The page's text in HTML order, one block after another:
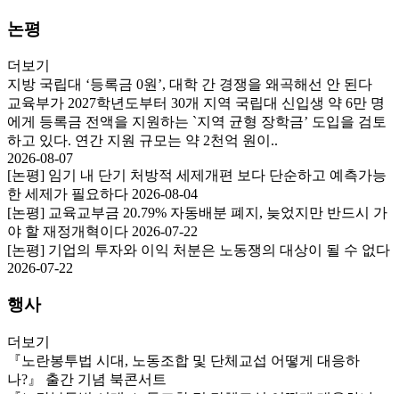
논평
더보기
지방 국립대 ‘등록금 0원’, 대학 간 경쟁을 왜곡해선 안 된다
교육부가 2027학년도부터 30개 지역 국립대 신입생 약 6만 명
에게 등록금 전액을 지원하는 `지역 균형 장학금’ 도입을 검토
하고 있다. 연간 지원 규모는 약 2천억 원이..
2026-08-07
[논평] 임기 내 단기 처방적 세제개편 보다 단순하고 예측가능
한 세제가 필요하다 2026-08-04
[논평] 교육교부금 20.79% 자동배분 폐지, 늦었지만 반드시 가
야 할 재정개혁이다 2026-07-22
[논평] 기업의 투자와 이익 처분은 노동쟁의 대상이 될 수 없다
2026-07-22
행사
더보기
『노란봉투법 시대, 노동조합 및 단체교섭 어떻게 대응하
나?』 출간 기념 북콘서트